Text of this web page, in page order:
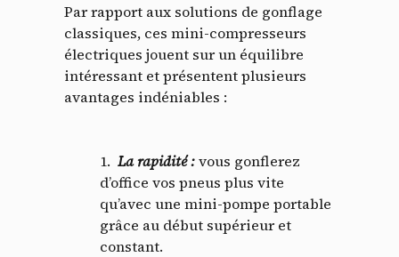
Par rapport aux solutions de gonflage
classiques, ces mini-compresseurs
électriques jouent sur un équilibre
intéressant et présentent plusieurs
avantages indéniables :
La rapidité:vous gonflerez
d’office vos pneus plus vite
qu’avec une mini-pompe portable
grâce au début supérieur et
constant.